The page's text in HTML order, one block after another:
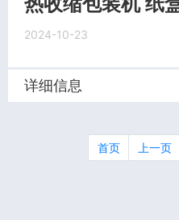
2024-10-23
详细信息
首页 上一页